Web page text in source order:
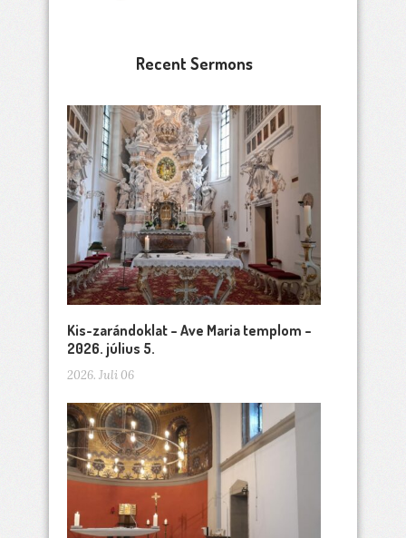
Recent Sermons
Kis-zarándoklat – Ave Maria templom –
2026. július 5.
2026. Juli 06